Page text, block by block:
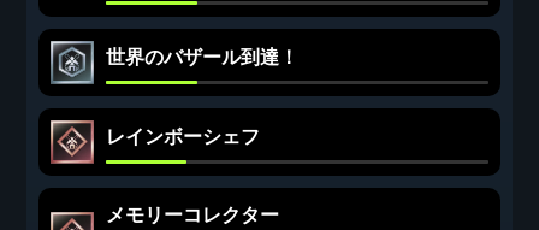
世界のバザール到達！
レインボーシェフ
メモリーコレクター